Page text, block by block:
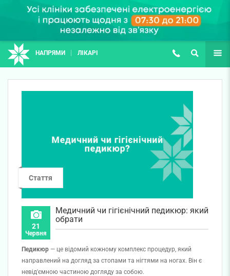
НАПРЯМИ ЛІКАРІ (067) 127-03-03
ПОШУК ЩЕ
Стаття
21
Червня
Медичний чи гігієнічний педикюр: який
обрати
Педикюр — це відомий кожному комплекс процедур, який
направлений на догляд за стопами та нігтями на ногах. Він є
невід'ємною частиною догляду за собою.